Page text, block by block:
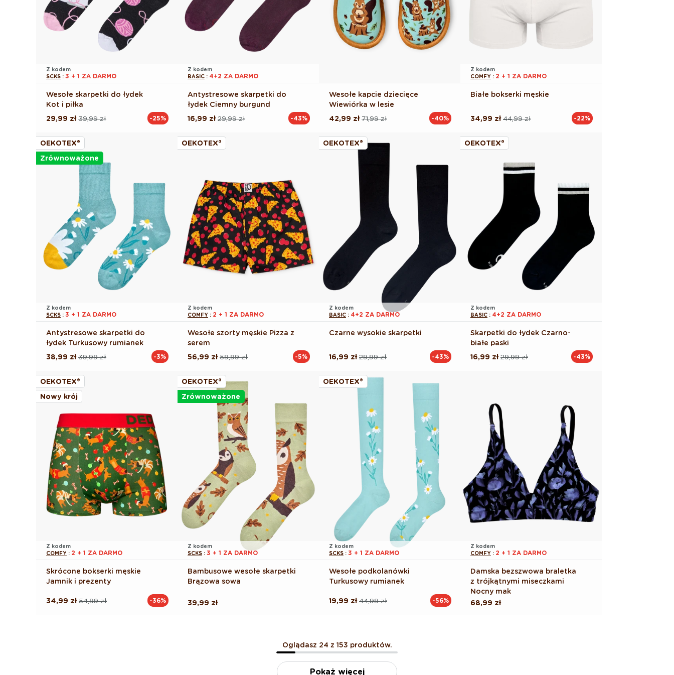
Z kodem
SCKS : 3 + 1 ZA DARMO
Wesołe skarpetki do łydek
Kot i piłka
Cena
39,99 zł
Cena
29,99 zł -25%
Z kodem
BASIC : 4+2 ZA DARMO
Antystresowe skarpetki do
łydek Ciemny burgund
Cena
29,99 zł
Cena
16,99 zł -43%
Wesołe kapcie dziecięce
Wiewiórka w lesie
Cena
71,99 zł
Cena
42,99 zł -40%
Z kodem
COMFY : 2 + 1 ZA DARMO
Białe bokserki męskie
Cena
44,99 zł
Cena
34,99 zł -22%
OEKOTEX®
Zrównoważone
Z kodem
SCKS : 3 + 1 ZA DARMO
Antystresowe skarpetki do
łydek Turkusowy rumianek
Cena
39,99 zł
Cena
38,99 zł -3%
OEKOTEX®
Z kodem
COMFY : 2 + 1 ZA DARMO
Wesołe szorty męskie Pizza z
serem
Cena
59,99 zł
Cena
56,99 zł -5%
OEKOTEX®
Z kodem
BASIC : 4+2 ZA DARMO
Czarne wysokie skarpetki
Cena
29,99 zł
Cena
16,99 zł -43%
OEKOTEX®
Z kodem
BASIC : 4+2 ZA DARMO
Skarpetki do łydek Czarno-
białe paski
Cena
29,99 zł
Cena
16,99 zł -43%
OEKOTEX®
Nowy krój
Z kodem
COMFY : 2 + 1 ZA DARMO
Skrócone bokserki męskie
Jamnik i prezenty
Cena
54,99 zł
Cena
34,99 zł -36%
OEKOTEX®
Zrównoważone
Z kodem
SCKS : 3 + 1 ZA DARMO
Bambusowe wesołe skarpetki
Brązowa sowa
Cena
39,99 zł
OEKOTEX®
Z kodem
SCKS : 3 + 1 ZA DARMO
Wesołe podkolanówki
Turkusowy rumianek
Cena
44,99 zł
Cena
19,99 zł -56%
Z kodem
COMFY : 2 + 1 ZA DARMO
Damska bezszwowa braletka
z trójkątnymi miseczkami
Nocny mak
Cena
68,99 zł
Oglądasz 24 z 153 produktów.
Pokaż więcej